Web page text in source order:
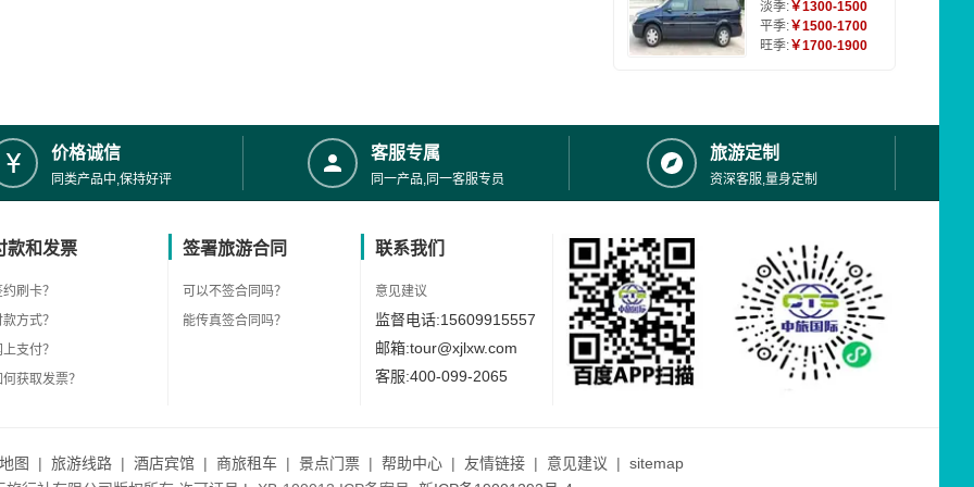
淡季:￥1300-1500
平季:￥1500-1700
旺季:￥1700-1900
价格诚信
同类产品中,保持好评
客服专属
同一产品,同一客服专员
旅游定制
资深客服,量身定制
款和发票
刷卡？
方式？
支付？
何获取发票？
签署旅游合同
可以不签合同吗？
能传真签合同吗？
联系我们
意见建议
监督电话:15609915557
邮箱:tour@xjlxw.com
客服:400-099-2065
图 | 旅游线路 | 酒店宾馆 | 商旅租车 | 景点门票 | 帮助中心 | 友情链接 | 意见建议 | sitemap